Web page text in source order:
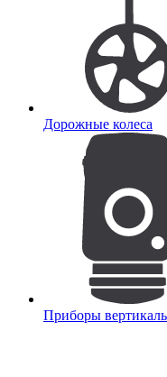
Дорожные колеса
Приборы